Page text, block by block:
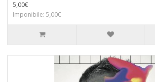
5,00€
Imponibile: 5,00€